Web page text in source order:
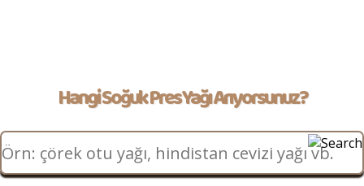
Hangi Soğuk Pres Yağı Arıyorsunuz?